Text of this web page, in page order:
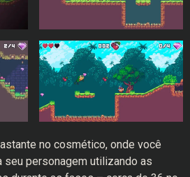
no cosmético, onde você
personagem utilizando as